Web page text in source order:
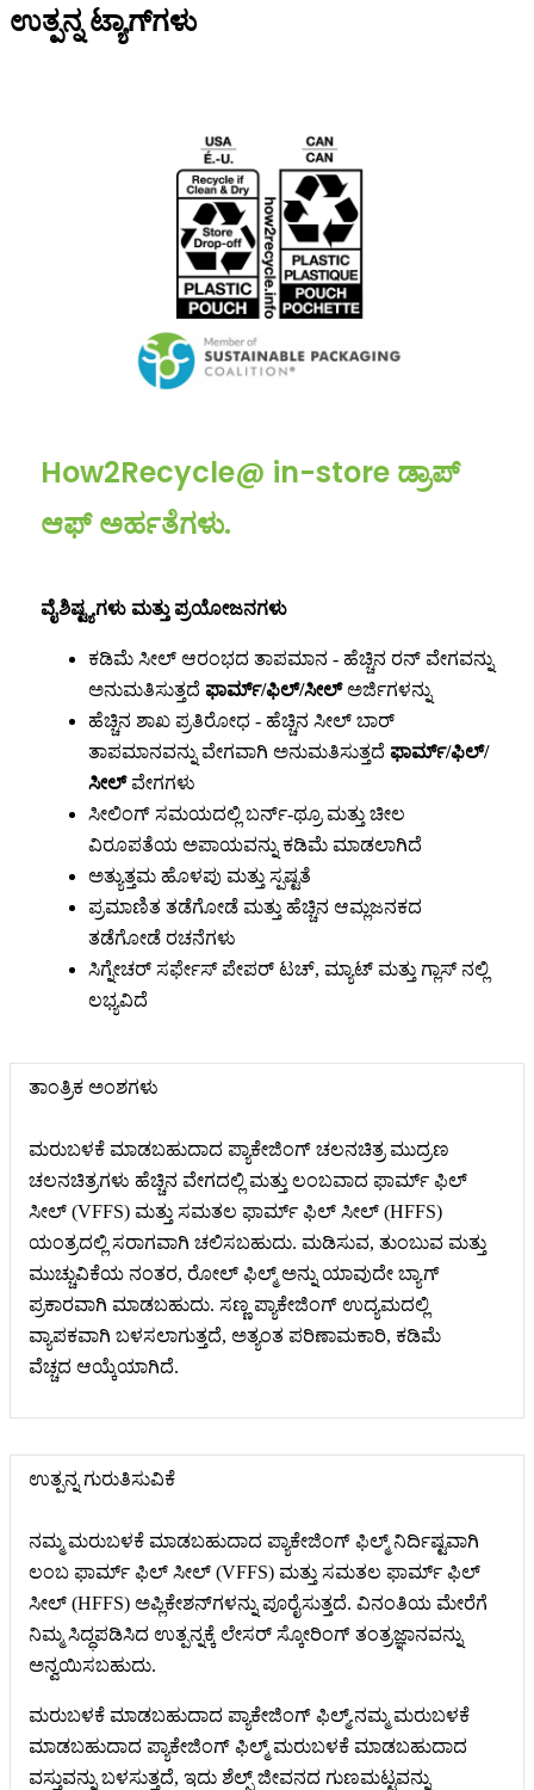
ಉತ್ಪನ್ನ ಟ್ಯಾಗ್‌ಗಳು
How2Recycle@ in-store ಡ್ರಾಪ್
ಆಫ್ ಅರ್ಹತೆಗಳು.
ವೈಶಿಷ್ಟ್ಯಗಳು ಮತ್ತು ಪ್ರಯೋಜನಗಳು
ಕಡಿಮೆ ಸೀಲ್ ಆರಂಭದ ತಾಪಮಾನ - ಹೆಚ್ಚಿನ ರನ್ ವೇಗವನ್ನು
ಅನುಮತಿಸುತ್ತದೆ ಫಾರ್ಮ್/ಫಿಲ್/ಸೀಲ್ಅರ್ಜಿಗಳನ್ನು
ಹೆಚ್ಚಿನ ಶಾಖ ಪ್ರತಿರೋಧ - ಹೆಚ್ಚಿನ ಸೀಲ್ ಬಾರ್
ತಾಪಮಾನವನ್ನು ವೇಗವಾಗಿ ಅನುಮತಿಸುತ್ತದೆ ಫಾರ್ಮ್/ಫಿಲ್/
ಸೀಲ್ವೇಗಗಳು
ಸೀಲಿಂಗ್ ಸಮಯದಲ್ಲಿ ಬರ್ನ್-ಥ್ರೂ ಮತ್ತು ಚೀಲ
ವಿರೂಪತೆಯ ಅಪಾಯವನ್ನು ಕಡಿಮೆ ಮಾಡಲಾಗಿದೆ
ಅತ್ಯುತ್ತಮ ಹೊಳಪು ಮತ್ತು ಸ್ಪಷ್ಟತೆ
ಪ್ರಮಾಣಿತ ತಡೆಗೋಡೆ ಮತ್ತು ಹೆಚ್ಚಿನ ಆಮ್ಲಜನಕದ
ತಡೆಗೋಡೆ ರಚನೆಗಳು
ಸಿಗ್ನೇಚರ್ ಸರ್ಫೇಸ್ ಪೇಪರ್ ಟಚ್, ಮ್ಯಾಟ್ ಮತ್ತು ಗ್ಲಾಸ್ ನಲ್ಲಿ
ಲಭ್ಯವಿದೆ
ತಾಂತ್ರಿಕ ಅಂಶಗಳು
ಮರುಬಳಕೆ ಮಾಡಬಹುದಾದ ಪ್ಯಾಕೇಜಿಂಗ್ ಚಲನಚಿತ್ರ ಮುದ್ರಣ
ಚಲನಚಿತ್ರಗಳು ಹೆಚ್ಚಿನ ವೇಗದಲ್ಲಿ ಮತ್ತು ಲಂಬವಾದ ಫಾರ್ಮ್ ಫಿಲ್
ಸೀಲ್ (VFFS) ಮತ್ತು ಸಮತಲ ಫಾರ್ಮ್ ಫಿಲ್ ಸೀಲ್ (HFFS)
ಯಂತ್ರದಲ್ಲಿ ಸರಾಗವಾಗಿ ಚಲಿಸಬಹುದು. ಮಡಿಸುವ, ತುಂಬುವ ಮತ್ತು
ಮುಚ್ಚುವಿಕೆಯ ನಂತರ, ರೋಲ್ ಫಿಲ್ಮ್ ಅನ್ನು ಯಾವುದೇ ಬ್ಯಾಗ್
ಪ್ರಕಾರವಾಗಿ ಮಾಡಬಹುದು. ಸಣ್ಣ ಪ್ಯಾಕೇಜಿಂಗ್ ಉದ್ಯಮದಲ್ಲಿ
ವ್ಯಾಪಕವಾಗಿ ಬಳಸಲಾಗುತ್ತದೆ, ಅತ್ಯಂತ ಪರಿಣಾಮಕಾರಿ, ಕಡಿಮೆ
ವೆಚ್ಚದ ಆಯ್ಕೆಯಾಗಿದೆ.
ಉತ್ಪನ್ನ ಗುರುತಿಸುವಿಕೆ
ನಮ್ಮ ಮರುಬಳಕೆ ಮಾಡಬಹುದಾದ ಪ್ಯಾಕೇಜಿಂಗ್ ಫಿಲ್ಮ್ ನಿರ್ದಿಷ್ಟವಾಗಿ
ಲಂಬ ಫಾರ್ಮ್ ಫಿಲ್ ಸೀಲ್ (VFFS) ಮತ್ತು ಸಮತಲ ಫಾರ್ಮ್ ಫಿಲ್
ಸೀಲ್ (HFFS) ಅಪ್ಲಿಕೇಶನ್‌ಗಳನ್ನು ಪೂರೈಸುತ್ತದೆ. ವಿನಂತಿಯ ಮೇರೆಗೆ
ನಿಮ್ಮ ಸಿದ್ಧಪಡಿಸಿದ ಉತ್ಪನ್ನಕ್ಕೆ ಲೇಸರ್ ಸ್ಕೋರಿಂಗ್ ತಂತ್ರಜ್ಞಾನವನ್ನು
ಅನ್ವಯಿಸಬಹುದು.
ಮರುಬಳಕೆ ಮಾಡಬಹುದಾದ ಪ್ಯಾಕೇಜಿಂಗ್ ಫಿಲ್ಮ್.ನಮ್ಮ ಮರುಬಳಕೆ
ಮಾಡಬಹುದಾದ ಪ್ಯಾಕೇಜಿಂಗ್ ಫಿಲ್ಮ್ ಮರುಬಳಕೆ ಮಾಡಬಹುದಾದ
ವಸ್ತುವನ್ನು ಬಳಸುತ್ತದೆ, ಇದು ಶೆಲ್ಫ್ ಜೀವನದ ಗುಣಮಟ್ಟವನ್ನು